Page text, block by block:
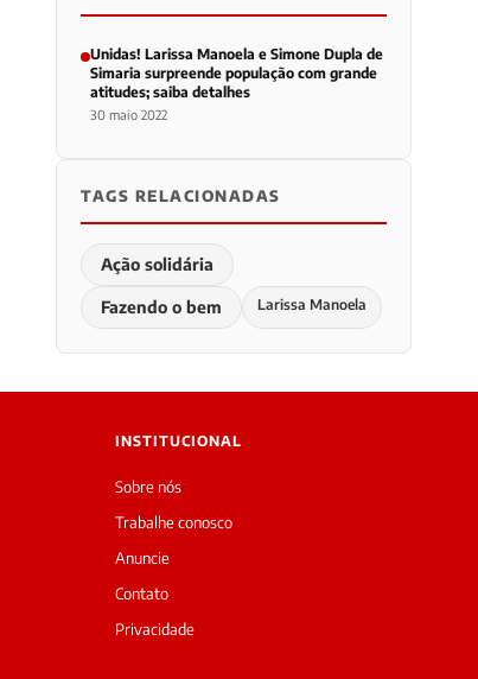
Unidas! Larissa Manoela e Simone Dupla de
Simaria surpreende população com grande
atitudes; saiba detalhes
30 maio 2022
TAGS RELACIONADAS
Ação solidária
Fazendo o bem Larissa Manoela
INSTITUCIONAL
Sobre nós
Trabalhe conosco
Anuncie
Contato
Privacidade